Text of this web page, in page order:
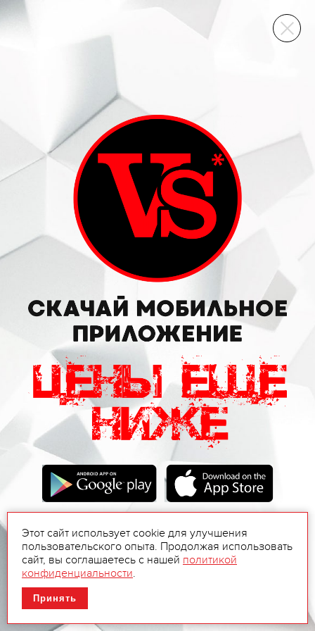
ВИННЫЙ СКЛАД
Этот сайт использует cookie для улучшения
пользовательского опыта. Продолжая использовать
сайт, вы соглашаетесь с нашей политикой
конфиденциальности.
Принять